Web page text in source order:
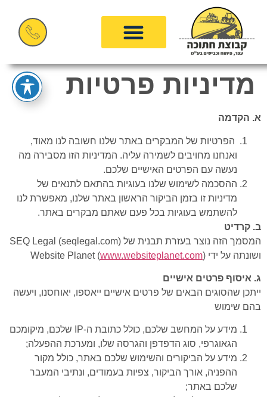
מדיניות פרטיות
א. הקדמה
הפרטיות של המבקרים באתר שלנו חשובה לנו מאוד,
ואנחנו מחויבים לשמירה עליה. המדיניות הזו מסבירה מה
נעשה עם הפרטים האישיים שלכם.
ההסכמה לשימוש שלנו בעוגיות בהתאם לתנאים של
מדיניות זו בזמן הביקור הראשון באתר שלנו, מאפשרת לנו
להשתמש בעוגיות בכל פעם שאתם מבקרים באתר.
ב. קרדיט
המסמך הזה נוצר בעזרת תבנית של SEQ Legal (seqlegal.com)
ושונתה על ידי Website Planet ( www.websiteplanet.com)
ג. איסוף פרטים אישיים
ייתכן שהסוגים הבאים של פרטים אישיים ייאספו, יאוחסנו, ויעשה
בהם שימוש
מידע על המחשב שלכם, כולל כתובת ה-IP שלכם, מיקומכם
הגאוגרפי, סוג הדפדפן והגרסה שלו, ומערכת ההפעלה;
מידע על הביקורים והשימוש שלכם באתר, כולל מקור
ההפניה, אורך הביקור, צפיות בעמודים, ונתיבי המעבר
שלכם באתר;